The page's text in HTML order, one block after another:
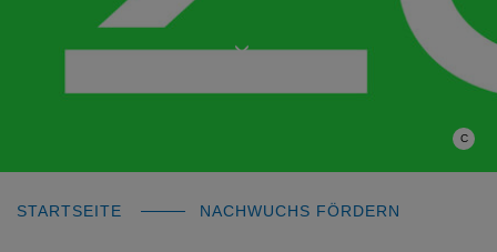
STARTSEITE NACHWUCHS FÖRDERN